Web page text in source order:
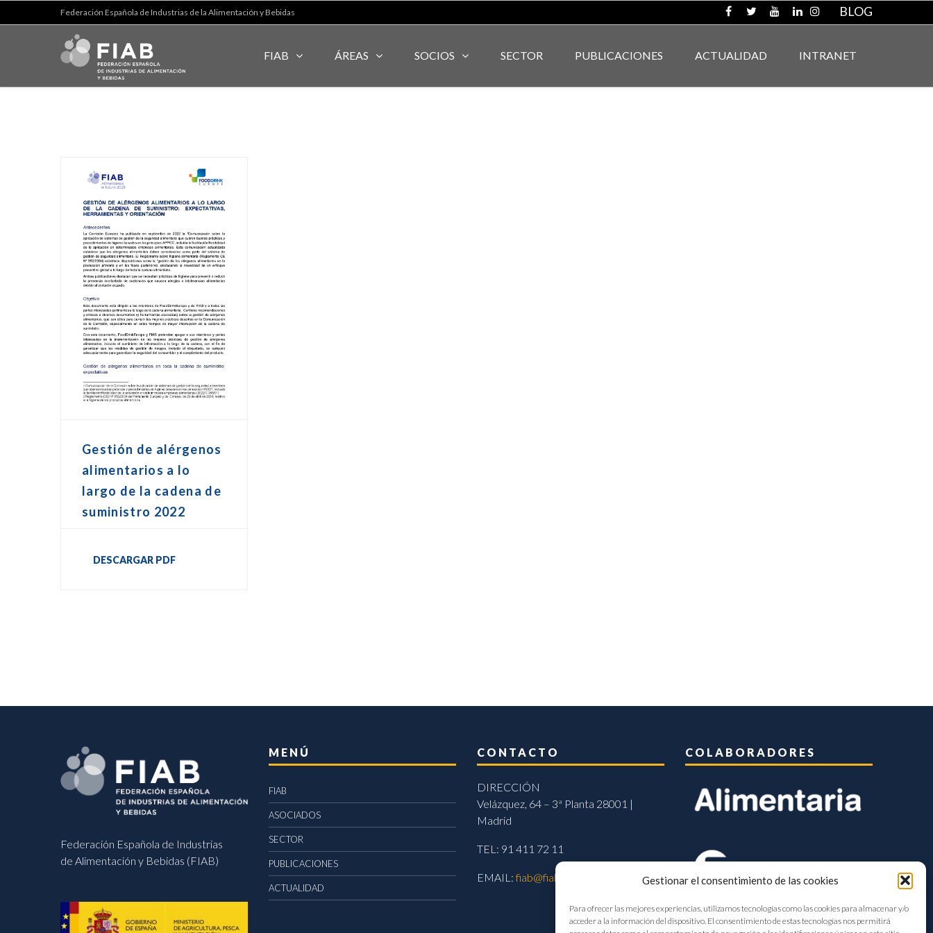
Gestionar el consentimiento de las cookies
Para ofrecer las mejores experiencias, utilizamos tecnologías como las cookies para almacenar y/o
acceder a la información del dispositivo. El consentimiento de estas tecnologías nos permitirá
Federación Española de Industrias de la Alimentación y Bebidas BLOG
FIAB ÁREAS SOCIOS SECTOR PUBLICACIONES ACTUALIDAD INTRANET
Gestión de alérgenos
alimentarios a lo
largo de la cadena de
suministro 2022
DESCARGAR PDF
Federación Española de Industrias
de Alimentación y Bebidas (FIAB)
MENÚ
FIAB
ASOCIADOS
SECTOR
PUBLICACIONES
ACTUALIDAD
CONTACTO
DIRECCIÓN
Velázquez, 64 – 3ª Planta 28001 |
Madrid
TEL: 91 411 72 11
EMAIL:fiab@fiab.es
COLABORADORES